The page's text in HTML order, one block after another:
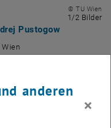
© TU Wien
1/2 Bilder
Pustogow
(ERC) hochdotierte
TU Wien dabei höchst
und Andrej Pustogow
anderen
×